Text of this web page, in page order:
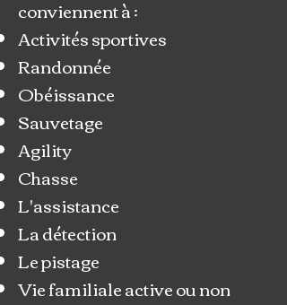
conviennent à :
Activités sportives
Randonnée
Obéissance
Sauvetage
Agility
Chasse
L'assistance
La détection
Le pistage
Vie familiale active ou non